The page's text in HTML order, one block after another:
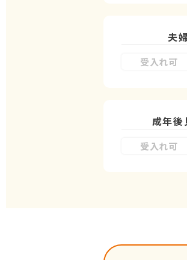
夫
受入れ可
成年後
受入れ可